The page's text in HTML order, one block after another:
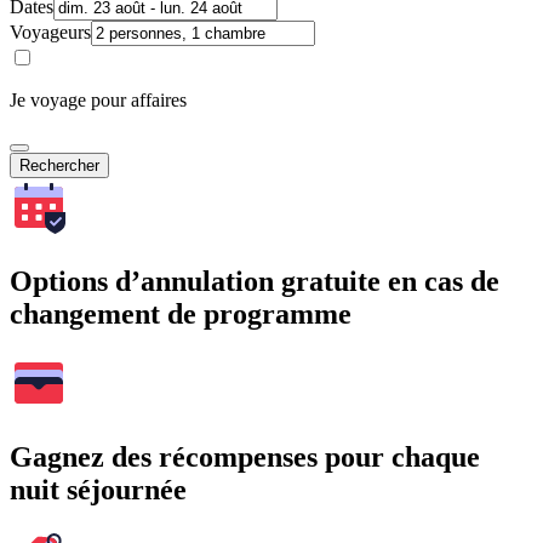
Dates
Voyageurs
Je voyage pour affaires
Rechercher
Options d’annulation gratuite en cas de
changement de programme
Gagnez des récompenses pour chaque
nuit séjournée